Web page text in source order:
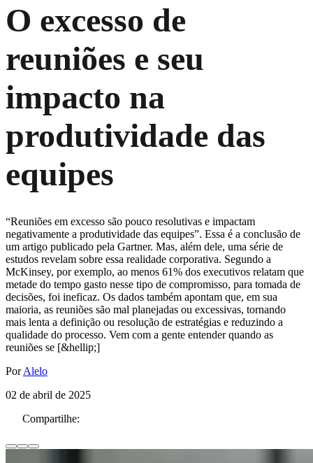
O excesso de
reuniões e seu
impacto na
produtividade das
equipes
“Reuniões em excesso são pouco resolutivas e impactam
negativamente a produtividade das equipes”. Essa é a conclusão de
um artigo publicado pela Gartner. Mas, além dele, uma série de
estudos revelam sobre essa realidade corporativa. Segundo a
McKinsey, por exemplo, ao menos 61% dos executivos relatam que
metade do tempo gasto nesse tipo de compromisso, para tomada de
decisões, foi ineficaz. Os dados também apontam que, em sua
maioria, as reuniões são mal planejadas ou excessivas, tornando
mais lenta a definição ou resolução de estratégias e reduzindo a
qualidade do processo. Vem com a gente entender quando as
reuniões se [&hellip;]
PorAlelo
02 de abril de 2025
Compartilhe: